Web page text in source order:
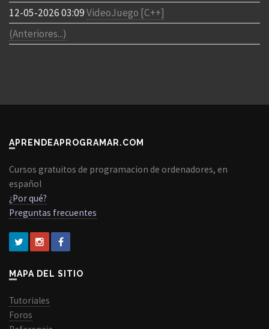
12-05-2026 03:09VideoJuego [C++]
(Anteriores...)
APRENDEAPROGRAMAR.COM
Cursos gratuitos de programacion de ordenadores, en
español
¿Por qué?
Preguntas frecuentes
MAPA DEL SITIO
Tutoriales
Foros